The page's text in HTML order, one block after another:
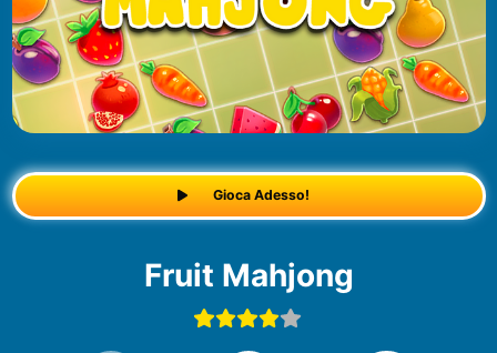
Gioca Adesso!
Fruit Mahjong